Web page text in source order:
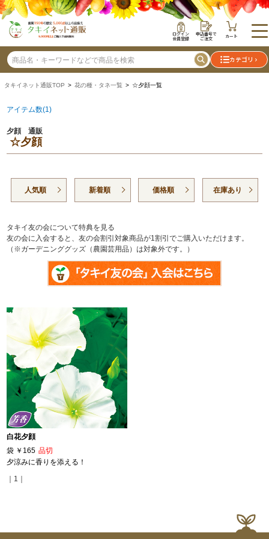
ログイン
会員登録
申込番号で
ご注文 カート
カテゴリ
タキイネット通販TOP > 花の種・タネ一覧 > ☆夕顔一覧
アイテム数(1)
夕顔 通販
☆夕顔
人気順 新着順 価格順 在庫あり
タキイ友の会について特典を見る
友の会に入会すると、友の会割引対象商品が1割引でご購入いただけます。
（※ガーデニンググッズ（農園芸用品）は対象外です。）
白花夕顔
袋 ￥165 品切
夕涼みに香りを添える！
｜1｜